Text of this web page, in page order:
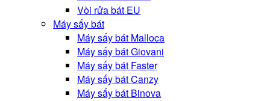
Vòi rửa bát EU
Máy sấy bát
Máy sấy bát Malloca
Máy sấy bát Giovani
Máy sấy bát Faster
Máy sấy bát Canzy
Máy sấy bát Binova